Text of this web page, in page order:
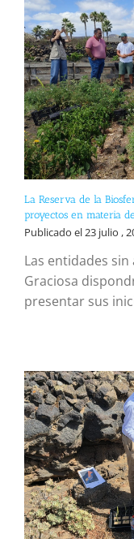
La Reserva de la
proyectos en materia
Publicado el 23 julio ,
Las entidades
Graciosa
presentar sus